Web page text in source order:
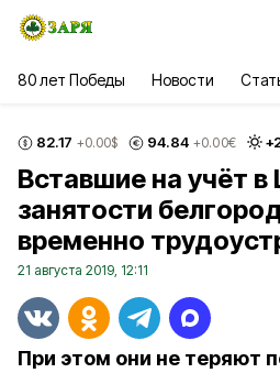
80 лет Победы Новости
82.17 +0.00$ 94.84 +0.00€ +
Вставшие на учёт в
занятости
временно
21 августа 2019, 12:11
При этом они не теряют